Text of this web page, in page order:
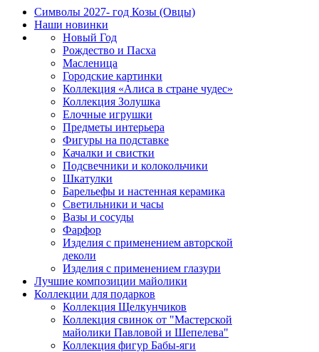
Символы 2027- год Козы (Овцы)
Наши новинки
Новый Год
Рождество и Пасха
Масленица
Городские картинки
Коллекция «Алиса в стране чудес»
Коллекция Золушка
Елочные игрушки
Предметы интерьера
Фигуры на подставке
Качалки и свистки
Подсвечники и колокольчики
Шкатулки
Барельефы и настенная керамика
Светильники и часы
Вазы и сосуды
Фарфор
Изделия с применением авторской
деколи
Изделия с применением глазури
Лучшие композиции майолики
Коллекции для подарков
Коллекция Щелкунчиков
Коллекция свинок от "Мастерской
майолики Павловой и Шепелева"
Коллекция фигур Бабы-яги